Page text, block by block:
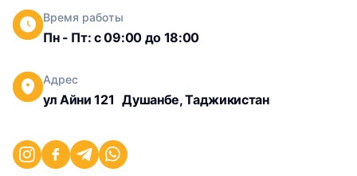
Время работы
Пн - Пт: с 09:00 до 18:00
Адрес
ул Айни 121 Душанбе, Таджикистан